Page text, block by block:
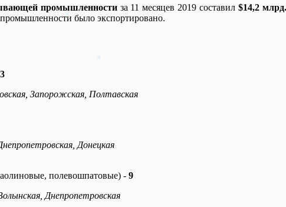
промышленностиза 11 месяцев 2019 составил$14,2 млрд.
было экспортировано.
Запорожская, Полтавская
Донецкая
полевошпатовые) - 9
Днепропетровская